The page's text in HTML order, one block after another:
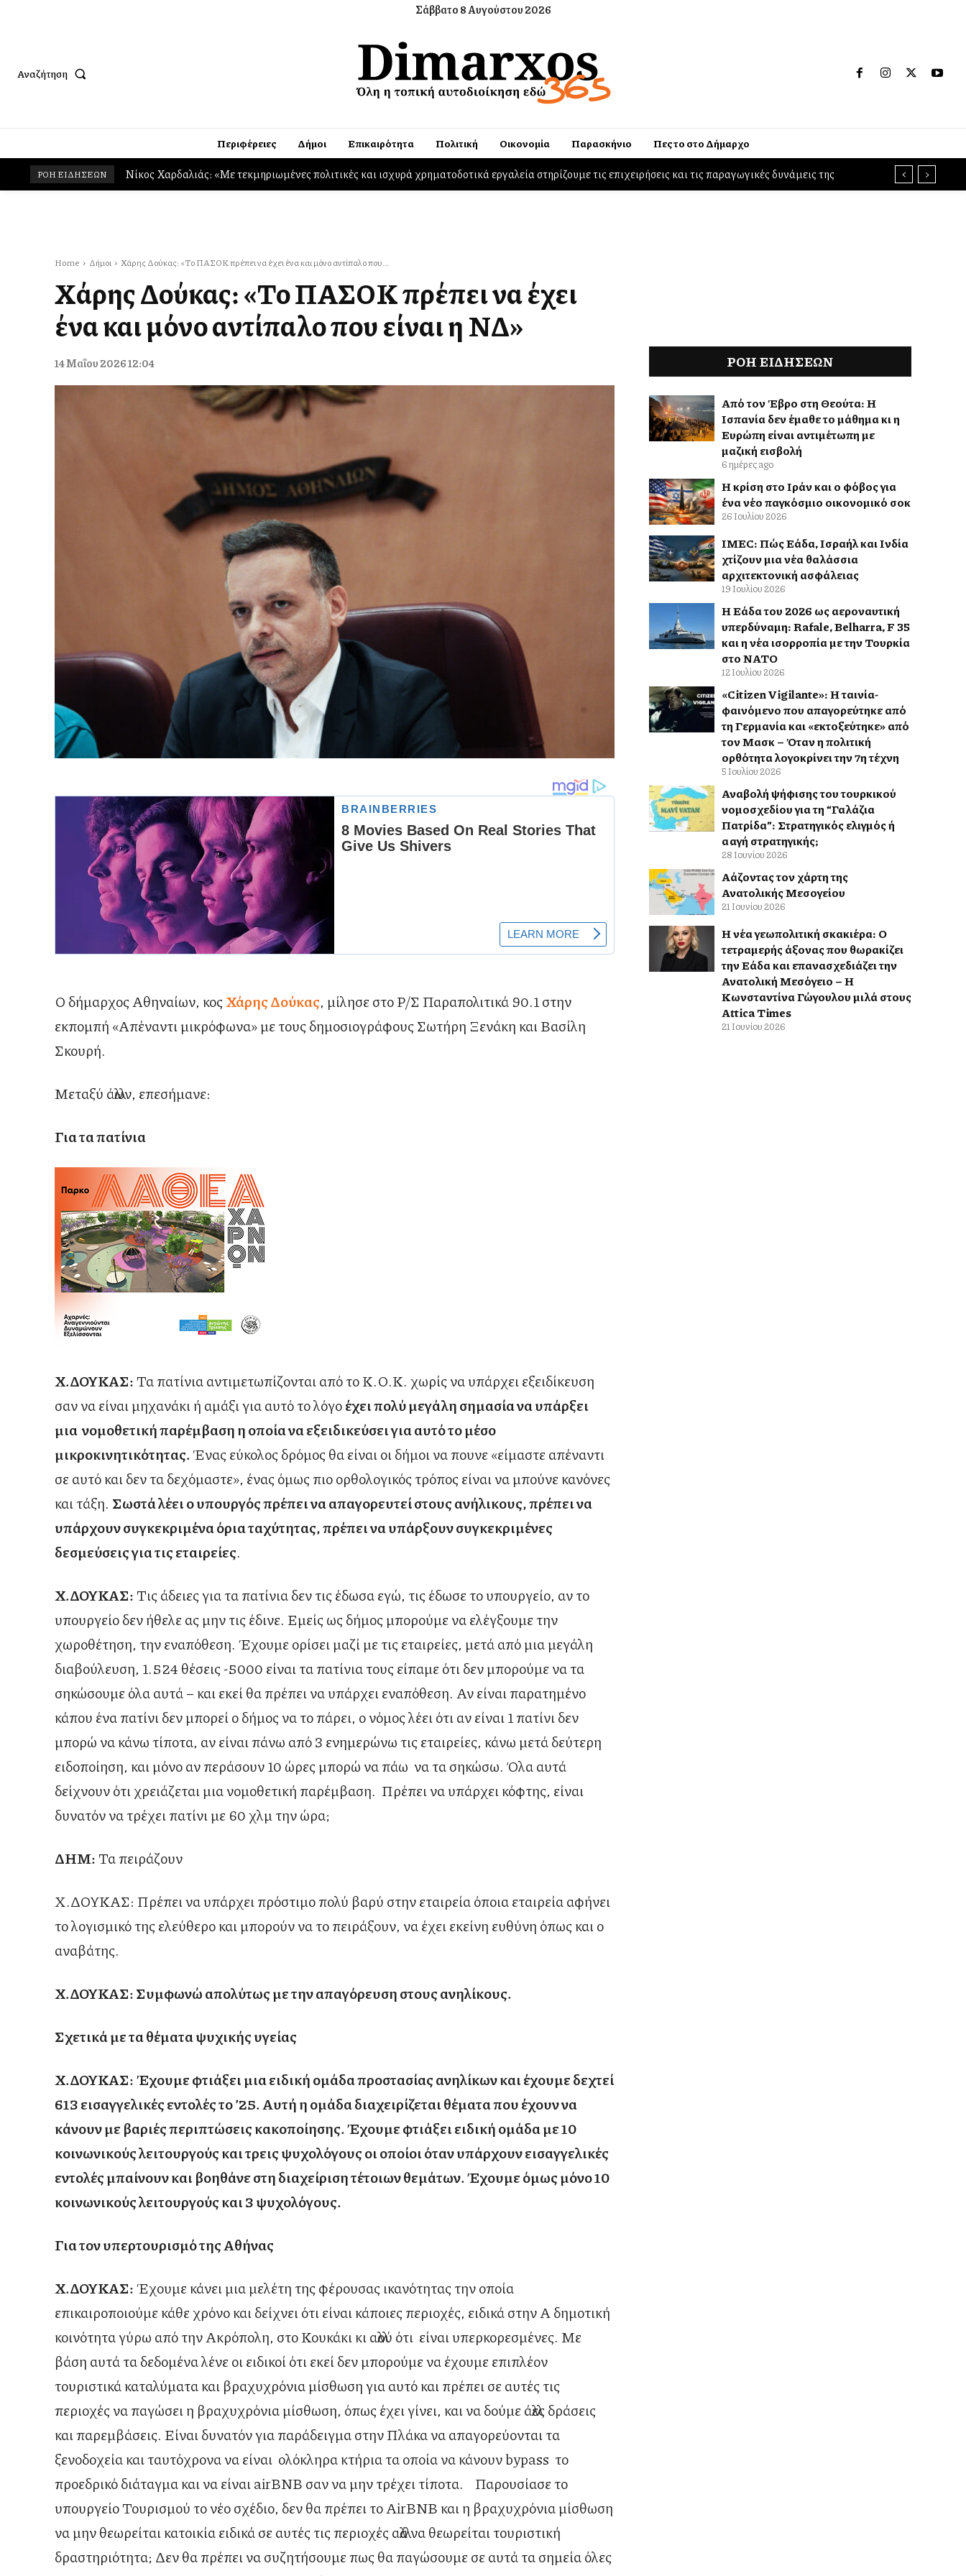
Σάββατο 8 Αυγούστου 2026
Αναζήτηση
Περιφέρειες Δήμοι Επικαιρότητα Πολιτική Οικονομία Παρασκήνιο Πες το στο Δήμαρχο
ΡΟΗ ΕΙΔΗΣΕΩΝ Ο Σύλλογος των Αιγινητών οργανώνει Κοινωνικό Φροντιστήριο
Home Δήμοι Χάρης Δούκας: «Το ΠΑΣΟΚ πρέπει να έχει ένα και μόνο αντίπαλο που...
Χάρης Δούκας: «Το ΠΑΣΟΚ πρέπει να έχει
ένα και μόνο αντίπαλο που είναι η ΝΔ»
14 Μαΐου 2026 12:04
Ο δήμαρχος Αθηναίων, κοςΧάρης Δούκας, μίλησε στο Ρ/Σ Παραπολιτικά 90.1 στην
εκπομπή «Απέναντι μικρόφωνα» με τους δημοσιογράφους Σωτήρη Ξενάκη και Βασίλη
Σκουρή.
Μεταξύ άλλων, επεσήμανε:
Για τα πατίνια
Χ.ΔΟΥΚΑΣ: Τα πατίνια αντιμετωπίζονται από το Κ.Ο.Κ. χωρίς να υπάρχει εξειδίκευση
σαν να είναι μηχανάκι ή αμάξι για αυτό το λόγοέχει πολύ μεγάλη σημασία να υπάρξει
μια νομοθετική παρέμβαση η οποία να εξειδικεύσει για αυτό το μέσο
μικροκινητικότητας.Ένας εύκολος δρόμος θα είναι οι δήμοι να πουνε «είμαστε απέναντι
σε αυτό και δεν τα δεχόμαστε», ένας όμως πιο ορθολογικός τρόπος είναι να μπούνε κανόνες
και τάξη. Σωστά λέει ο υπουργός πρέπει να απαγορευτεί στους ανήλικους, πρέπει να
υπάρχουν συγκεκριμένα όρια ταχύτητας, πρέπει να υπάρξουν συγκεκριμένες
δεσμεύσεις για τις εταιρείες.
Χ.ΔΟΥΚΑΣ: Τις άδειες για τα πατίνια δεν τις έδωσα εγώ, τις έδωσε το υπουργείο, αν το
υπουργείο δεν ήθελε ας μην τις έδινε. Εμείς ως δήμος μπορούμε να ελέγξουμε την
χωροθέτηση, την εναπόθεση. Έχουμε ορίσει μαζί με τις εταιρείες, μετά από μια μεγάλη
διαβούλευση, 1.524 θέσεις -5000 είναι τα πατίνια τους είπαμε ότι δεν μπορούμε να τα
σηκώσουμε όλα αυτά – και εκεί θα πρέπει να υπάρχει εναπόθεση. Αν είναι παρατημένο
κάπου ένα πατίνι δεν μπορεί ο δήμος να το πάρει, ο νόμος λέει ότι αν είναι 1 πατίνι δεν
μπορώ να κάνω τίποτα, αν είναι πάνω από 3 ενημερώνω τις εταιρείες, κάνω μετά δεύτερη
ειδοποίηση, και μόνο αν περάσουν 10 ώρες μπορώ να πάω να τα σηκώσω. Όλα αυτά
δείχνουν ότι χρειάζεται μια νομοθετική παρέμβαση. Πρέπει να υπάρχει κόφτης, είναι
δυνατόν να τρέχει πατίνι με 60 χλμ την ώρα;
ΔΗΜ: Τα πειράζουν
Χ.ΔΟΥΚΑΣ: Πρέπει να υπάρχει πρόστιμο πολύ βαρύ στην εταιρεία όποια εταιρεία αφήνει
το λογισμικό της ελεύθερο και μπορούν να το πειράξουν, να έχει εκείνη ευθύνη όπως και ο
αναβάτης.
Χ.ΔΟΥΚΑΣ: Συμφωνώ απολύτως με την απαγόρευση στους ανηλίκους.
Σχετικά με τα θέματα ψυχικής υγείας
Χ.ΔΟΥΚΑΣ:Έχουμε φτιάξει μια ειδική ομάδα προστασίας ανηλίκων και έχουμε δεχτεί
613 εισαγγελικές εντολές το ’25. Αυτή η ομάδα διαχειρίζεται θέματα που έχουν να
κάνουν με βαριές περιπτώσεις κακοποίησης. Έχουμε φτιάξει ειδική ομάδα με 10
κοινωνικούς λειτουργούς και τρεις ψυχολόγους οι οποίοι όταν υπάρχουν εισαγγελικές
εντολές μπαίνουν και βοηθάνε στη διαχείριση τέτοιων θεμάτων. Έχουμε όμως μόνο 10
κοινωνικούς λειτουργούς και 3 ψυχολόγους.
Για τον υπερτουρισμό της Αθήνας
Χ.ΔΟΥΚΑΣ:Έχουμε κάνει μια μελέτη της φέρουσας ικανότητας την οποία
επικαιροποιούμε κάθε χρόνο και δείχνει ότι είναι κάποιες περιοχές, ειδικά στην Α δημοτική
κοινότητα γύρω από την Ακρόπολη, στο Κουκάκι κι αλλού ότι είναι υπερκορεσμένες. Με
βάση αυτά τα δεδομένα λένε οι ειδικοί ότι εκεί δεν μπορούμε να έχουμε επιπλέον
τουριστικά καταλύματα και βραχυχρόνια μίσθωση για αυτό και πρέπει σε αυτές τις
περιοχές να παγώσει η βραχυχρόνια μίσθωση, όπως έχει γίνει, και να δούμε άλλες δράσεις
και παρεμβάσεις. Είναι δυνατόν για παράδειγμα στην Πλάκα να απαγορεύονται τα
ξενοδοχεία και ταυτόχρονα να είναι ολόκληρα κτήρια τα οποία να κάνουν bypass το
προεδρικό διάταγμα και να είναι airBNB σαν να μην τρέχει τίποτα. Παρουσίασε το
υπουργείο Τουρισμού το νέο σχέδιο, δεν θα πρέπει το AirBNB και η βραχυχρόνια μίσθωση
να μην θεωρείται κατοικία ειδικά σε αυτές τις περιοχές αλλά να θεωρείται τουριστική
δραστηριότητα; Δεν θα πρέπει να συζητήσουμε πως θα παγώσουμε σε αυτά τα σημεία όλες
ΡΟΗ ΕΙΔΉΣΕΩΝ
Από τον Έβρο στη Θεούτα: Η
Ισπανία δεν έμαθε το μάθημα κι η
Ευρώπη είναι αντιμέτωπη με
μαζική εισβολή
6 ημέρες ago
Η κρίση στο Ιράν και ο φόβος για
ένα νέο παγκόσμιο οικονομικό σοκ
26 Ιουλίου 2026
IMEC: Πώς Ελλάδα, Ισραήλ και Ινδία
χτίζουν μια νέα θαλάσσια
αρχιτεκτονική ασφάλειας
19 Ιουλίου 2026
Η Ελλάδα του 2026 ως αεροναυτική
υπερδύναμη: Rafale, Belharra, F 35
και η νέα ισορροπία με την Τουρκία
στο ΝΑΤΟ
12 Ιουλίου 2026
«Citizen Vigilante»: Η ταινία-
φαινόμενο που απαγορεύτηκε από
τη Γερμανία και «εκτοξεύτηκε» από
τον Μασκ – Όταν η πολιτική
ορθότητα λογοκρίνει την 7η τέχνη
5 Ιουλίου 2026
Αναβολή ψήφισης του τουρκικού
νομοσχεδίου για τη “Γαλάζια
Πατρίδα”: Στρατηγικός ελιγμός ή
αλλαγή στρατηγικής;
28 Ιουνίου 2026
Αλλάζοντας τον χάρτη της
Ανατολικής Μεσογείου
21 Ιουνίου 2026
Η νέα γεωπολιτική σκακιέρα: Ο
τετραμερής άξονας που θωρακίζει
την Ελλάδα και επανασχεδιάζει την
Ανατολική Μεσόγειο – Η
Κωνσταντίνα Γώγουλου μιλά στους
Attica Times
21 Ιουνίου 2026